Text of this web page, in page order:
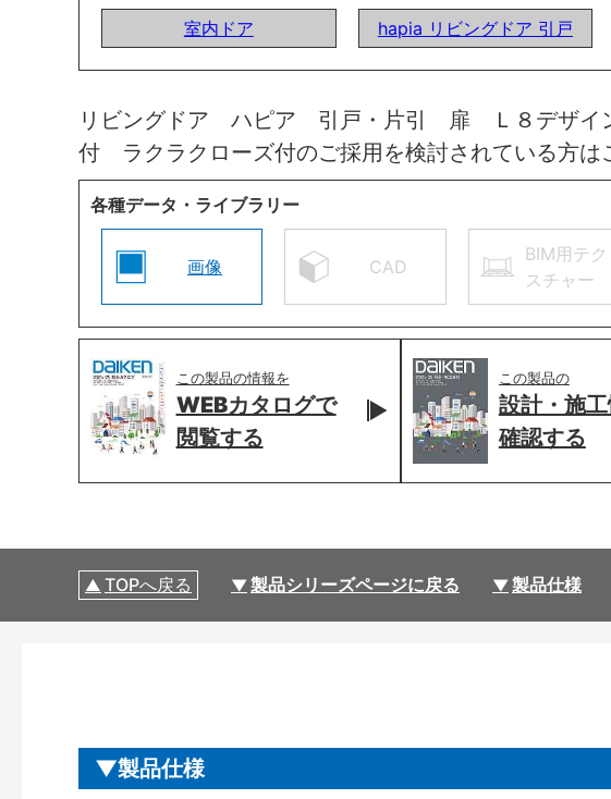
室内ドア
hapia リビングドア 引戸
リビングドア ハピア 引戸・片引 扉 Ｌ８デザ
付 ラクラクローズ付のご採用を検討されている方は
各種データ・ライブラリー
画像 CAD
BIM用テク
スチャー
この製品の情報を
WEBカタログで
閲覧する
この製品の
設計・施
確認する
TOPへ戻る 製品シリーズページに戻る 製品仕様
製品仕様